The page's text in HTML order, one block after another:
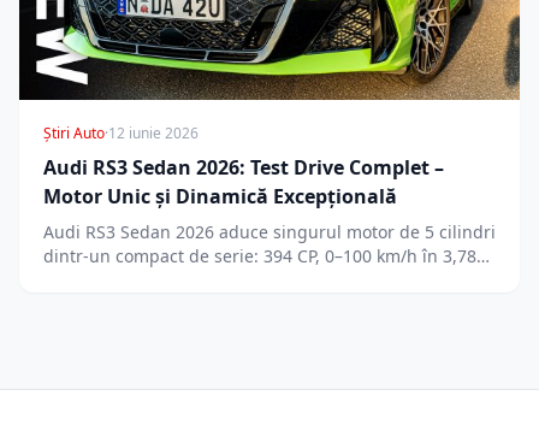
Știri Auto·12 iunie 2026
Audi RS3 Sedan 2026: Test Drive Complet –
Motor Unic și Dinamică Excepțională
Audi RS3 Sedan 2026 aduce singurul motor de 5 cilindri
dintr-un compact de serie: 394 CP, 0–100 km/h în 3,78…